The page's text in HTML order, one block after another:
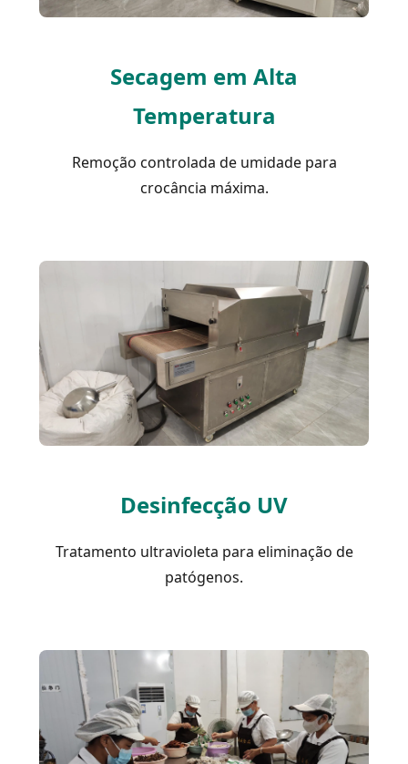
Secagem em Alta
Temperatura
Remoção controlada de umidade para
crocância máxima.
Desinfecção UV
Tratamento ultravioleta para eliminação de
patógenos.